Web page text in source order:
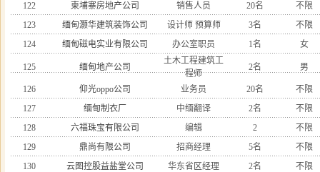
122
柬埔寨房地产公司 销售人员 20名
不限
123
缅甸灏华建筑装饰公司 设计师 预算师 3名
不限
124
缅甸磁电实业有限公司 办公室职员 1名 女
125 缅甸地产公司
土木工程建筑工
程师
2名 男
126 仰光oppo公司 业务员 20名
不限
127
缅甸制衣厂 中缅翻译 2名
不限
128
六福珠宝有限公司 编辑 2
不限
129
鼎尚有限公司 招商经理 5名
不限
130
云图控股益盐堂公司 华东省区经理 2名
不限